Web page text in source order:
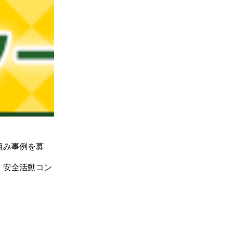
み事例を募
安全活動コン